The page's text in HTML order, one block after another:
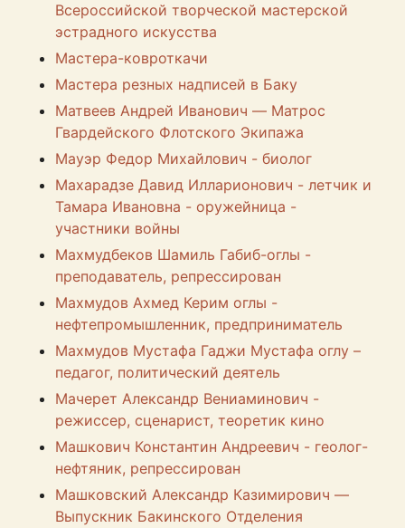
Всероссийской творческой мастерской
эстрадного искусства
Мастера-ковроткачи
Мастера резных надписей в Баку
Матвеев Андрей Иванович — Матрос
Гвардейского Флотского Экипажа
Мауэр Федор Михайлович - биолог
Махарадзе Давид Илларионович - летчик и
Тамара Ивановна - оружейница -
участники войны
Махмудбеков Шамиль Габиб-оглы -
преподаватель, репрессирован
Махмудов Ахмед Керим оглы -
нефтепромышленник, предприниматель
Махмудов Мустафа Гаджи Мустафа оглу –
педагог, политический деятель
Мачерет Александр Вениаминович -
режиссер, сценарист, теоретик кино
Машкович Константин Андреевич - геолог-
нефтяник, репрессирован
Машковский Александр Казимирович —
Выпускник Бакинского Отделения